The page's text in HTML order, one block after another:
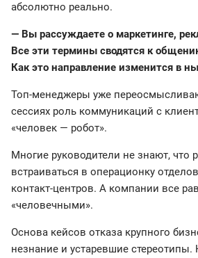
абсолютно реально.
— Вы рассуждаете о маркетинге,
Все эти термины сводятся к
Как это направление изменится в
Топ-менеджеры уже
сессиях роль коммуникаций с
«человек — робот».
Многие руководители не знают, что
встраиваться в операционку
контакт-центров. А компании все
«человечными».
Основа кейсов отказа крупного
незнание и устаревшие стереотипы.